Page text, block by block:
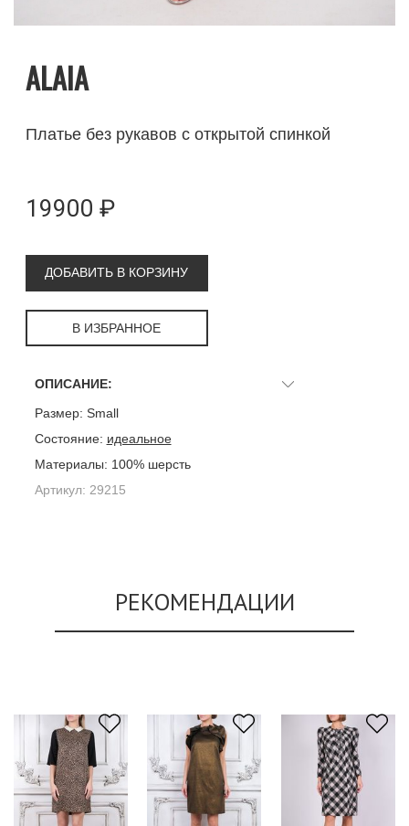
ALAIA
Платье без рукавов с открытой спинкой
19900 ₽
ДОБАВИТЬ В КОРЗИНУ
В ИЗБРАННОЕ
ОПИСАНИЕ:
Размер: Small
Состояние: идеальное
Материалы: 100% шерсть
Артикул: 29215
РЕКОМЕНДАЦИИ